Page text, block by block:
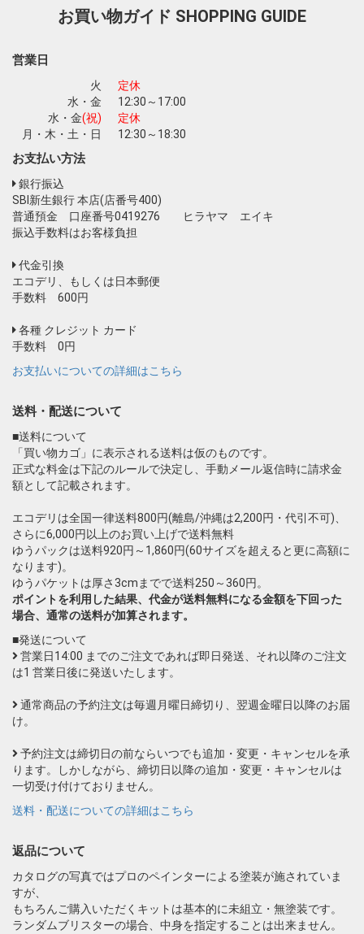
お買い物ガイド SHOPPING GUIDE
営業日
火
定休
水・金
12:30～17:00
水・金(祝)
定休
月・木・土・日
12:30～18:30
お支払い方法
銀行振込
SBI新生銀行 本店(店番号400)
普通預金 口座番号0419276 ヒラヤマ エイキ
振込手数料はお客様負担
代金引換
エコデリ、もしくは日本郵便
手数料 600円
各種 クレジット カード
手数料 0円
お支払いについての詳細はこちら
送料・配送について
■送料について
「買い物カゴ」に表示される送料は仮のものです。
正式な料金は下記のルールで決定し、手動メール返信時に請求金
額として記載されます。
エコデリは全国一律送料800円(離島/沖縄は2,200円・代引不可)、
さらに6,000円以上のお買い上げで送料無料
ゆうパックは送料920円～1,860円(60サイズを超えると更に高額に
なります)。
ゆうパケットは厚さ3cmまでで送料250～360円。
ポイントを利用した結果、代金が送料無料になる金額を下回った
場合、通常の送料が加算されます。
■発送について
営業日14:00 までのご注文であれば即日発送、それ以降のご注文
は1 営業日後に発送いたします。
通常商品の予約注文は毎週月曜日締切り、翌週金曜日以降のお届
け。
予約注文は締切日の前ならいつでも追加・変更・キャンセルを承
ります。しかしながら、締切日以降の追加・変更・キャンセルは
一切受け付けておりません。
送料・配送についての詳細はこちら
返品について
カタログの写真ではプロのペインターによる塗装が施されていま
すが、
もちろんご購入いただくキットは基本的に未組立・無塗装です。
ランダムブリスターの場合、中身を指定することは出来ません。